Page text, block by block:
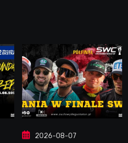
2026-08-07